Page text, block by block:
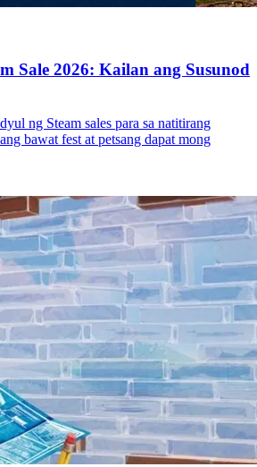
Sale 2026: Kailan ang Susunod
ng Steam sales para sa natitirang
bawat fest at petsang dapat mong